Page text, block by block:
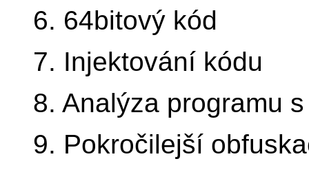
6. 64bitový kód
7. Injektování kódu
8. Analýza programu
9. Pokročilejší